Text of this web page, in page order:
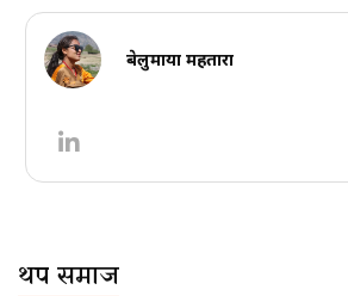
बेलुमाया महतारा
थप समाज